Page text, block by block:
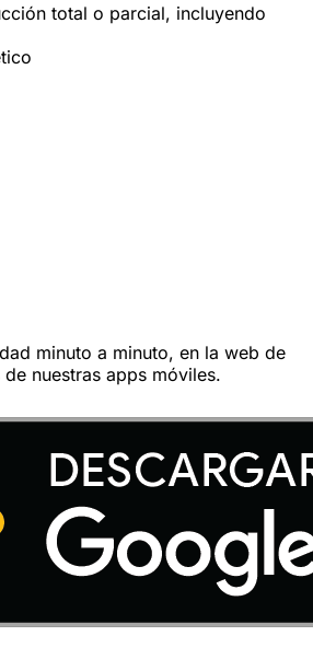
total o parcial, incluyendo
minuto a minuto, en la web de
nuestras apps móviles.